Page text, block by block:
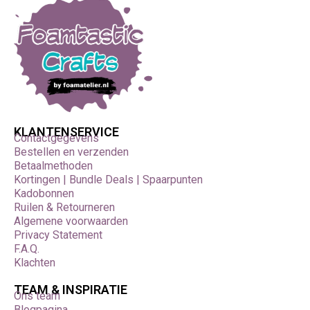
KLANTENSERVICE
Contactgegevens
Bestellen en verzenden
Betaalmethoden
Kortingen | Bundle Deals | Spaarpunten
Kadobonnen
Ruilen & Retourneren
Algemene voorwaarden
Privacy Statement
F.A.Q.
Klachten
TEAM & INSPIRATIE
Ons team